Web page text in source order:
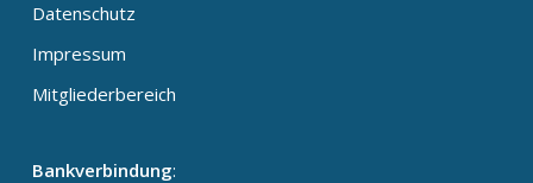
Datenschutz
Impressum
Mitgliederbereich
Bankverbindung: